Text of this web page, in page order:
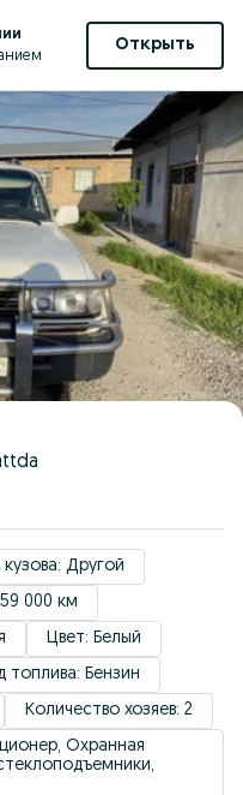
Открыть
кузова: Другой
000 км
Цвет: Белый
топлива: Бензин
Количество хозяев: 2
Охранная